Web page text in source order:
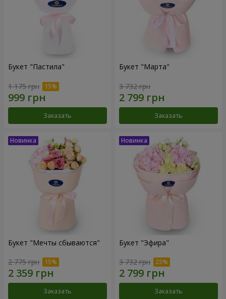
Букет "Пастила"
1 175 грн
Заказать
Букет "Марта"
3 732 грн
Заказать
Букет "Мечты сбываются"
2 775 грн
Заказать
Букет "Эфира"
3 732 грн
Заказать